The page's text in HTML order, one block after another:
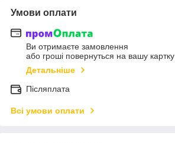
Умови оплати
Ви отримаєте замовлення
або гроші повернуться на вашу картку
Детальніше
Післяплата
Всі умови оплати